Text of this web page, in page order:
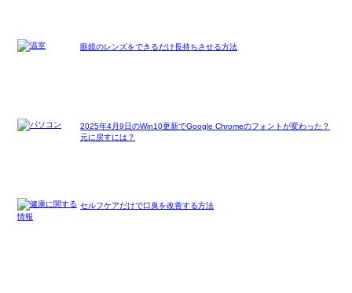
眼鏡のレンズをできるだけ長持ちさせる方法
2025年4月9日のWin10更新でGoogle Chromeのフォントが変わった？
元に戻すには？
セルフケアだけで口臭を改善する方法